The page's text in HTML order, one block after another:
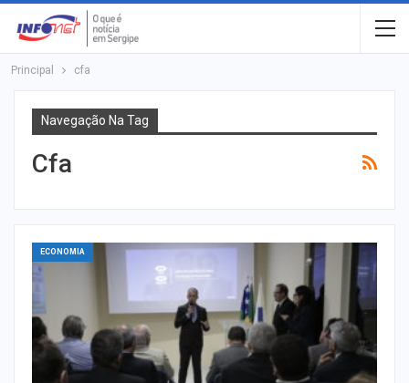
Principal cfa
Navegação Na Tag
Cfa
ECONOMIA